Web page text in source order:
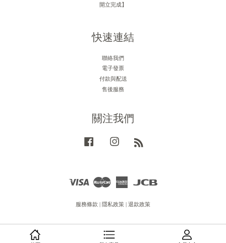
開立完成】
快速連結
聯絡我們
電子發票
付款與配送
售後服務
關注我們
Facebook Instagram
Visa
American
服務條款 | 隱私政策 | 退款政策